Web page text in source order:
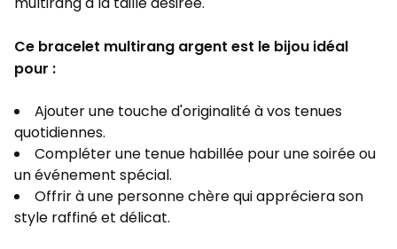
Ce bracelet multirang argent est le bijou idéal
pour :
Ajouter une touche d'originalité à vos tenues
quotidiennes.
Compléter une tenue habillée pour une soirée ou
un événement spécial.
Offrir à une personne chère qui appréciera son
style raffiné et délicat.